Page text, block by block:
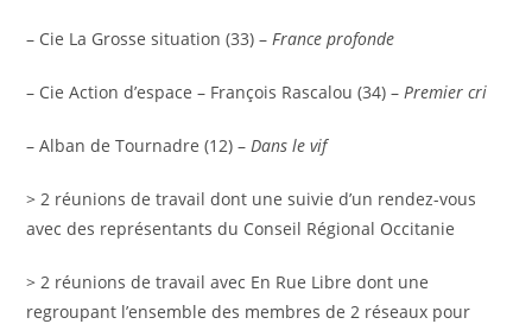
– Cie La Grosse situation (33) –France profonde
– Cie Action d’espace – François Rascalou (34) –Premier cri
– Alban de Tournadre (12) –Dans le vif
> 2 réunions de travail dont une suivie d’un rendez-vous
avec des représentants du Conseil Régional Occitanie
> 2 réunions de travail avec En Rue Libre dont une
regroupant l’ensemble des membres de 2 réseaux pour